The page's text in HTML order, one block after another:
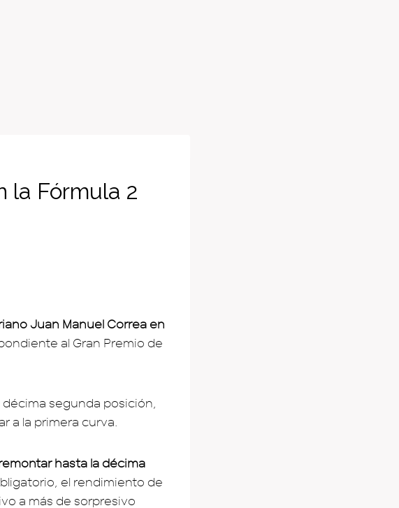
la Fórmula 2
Juan Manuel Correa en
al Gran Premio de
décima segunda posición,
a la primera curva.
hasta la décima
el rendimiento de
a más de sorpresivo